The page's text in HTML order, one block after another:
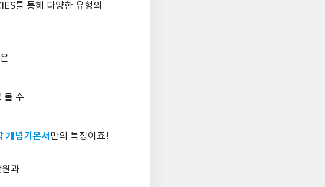
를 통해 다양한 유형의
은
볼 수
개념기본서 만의 특징이죠!
원과